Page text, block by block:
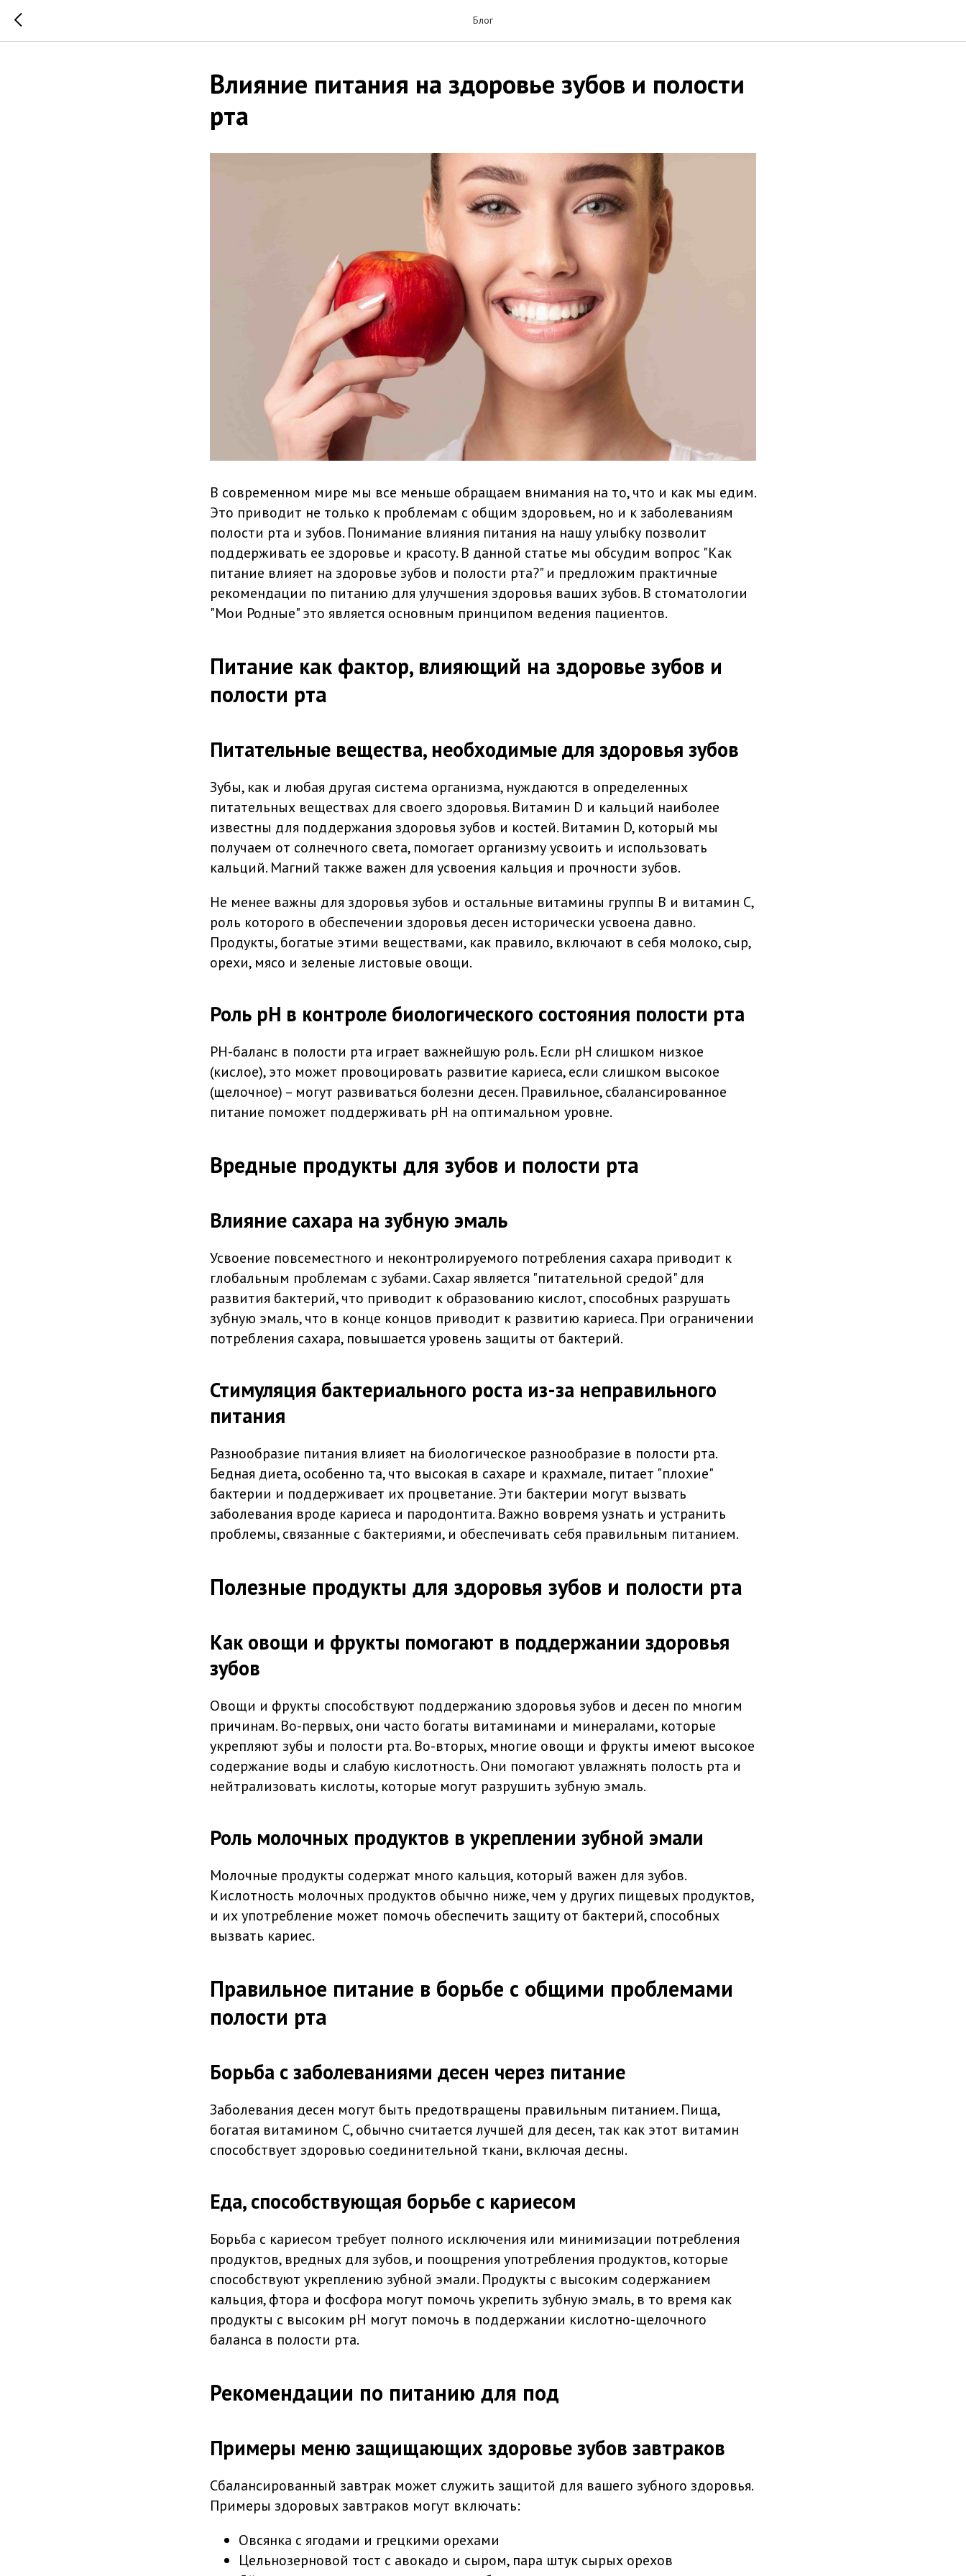
Блог
Влияние питания на здоровье зубов и полости
рта
В современном мире мы все меньше обращаем внимания на то, что и как мы едим.
Это приводит не только к проблемам с общим здоровьем, но и к заболеваниям
полости рта и зубов. Понимание влияния питания на нашу улыбку позволит
поддерживать ее здоровье и красоту. В данной статье мы обсудим вопрос "Как
питание влияет на здоровье зубов и полости рта?" и предложим практичные
рекомендации по питанию для улучшения здоровья ваших зубов. В стоматологии
"Мои Родные" это является основным принципом ведения пациентов.
Питание как фактор, влияющий на здоровье зубов и
полости рта
Питательные вещества, необходимые для здоровья зубов
Зубы, как и любая другая система организма, нуждаются в определенных
питательных веществах для своего здоровья. Витамин D и кальций наиболее
известны для поддержания здоровья зубов и костей. Витамин D, который мы
получаем от солнечного света, помогает организму усвоить и использовать
кальций. Магний также важен для усвоения кальция и прочности зубов.
Не менее важны для здоровья зубов и остальные витамины группы B и витамин C,
роль которого в обеспечении здоровья десен исторически усвоена давно.
Продукты, богатые этими веществами, как правило, включают в себя молоко, сыр,
орехи, мясо и зеленые листовые овощи.
Роль рН в контроле биологического состояния полости рта
РН-баланс в полости рта играет важнейшую роль. Если рН слишком низкое
(кислое), это может провоцировать развитие кариеса, если слишком высокое
(щелочное) – могут развиваться болезни десен. Правильное, сбалансированное
питание поможет поддерживать рН на оптимальном уровне.
Вредные продукты для зубов и полости рта
Влияние сахара на зубную эмаль
Усвоение повсеместного и неконтролируемого потребления сахара приводит к
глобальным проблемам с зубами. Сахар является "питательной средой" для
развития бактерий, что приводит к образованию кислот, способных разрушать
зубную эмаль, что в конце концов приводит к развитию кариеса. При ограничении
потребления сахара, повышается уровень защиты от бактерий.
Стимуляция бактериального роста из-за неправильного
питания
Разнообразие питания влияет на биологическое разнообразие в полости рта.
Бедная диета, особенно та, что высокая в сахаре и крахмале, питает "плохие"
бактерии и поддерживает их процветание. Эти бактерии могут вызвать
заболевания вроде кариеса и пародонтита. Важно вовремя узнать и устранить
проблемы, связанные с бактериями, и обеспечивать себя правильным питанием.
Полезные продукты для здоровья зубов и полости рта
Как овощи и фрукты помогают в поддержании здоровья
зубов
Овощи и фрукты способствуют поддержанию здоровья зубов и десен по многим
причинам. Во-первых, они часто богаты витаминами и минералами, которые
укрепляют зубы и полости рта. Во-вторых, многие овощи и фрукты имеют высокое
содержание воды и слабую кислотность. Они помогают увлажнять полость рта и
нейтрализовать кислоты, которые могут разрушить зубную эмаль.
Роль молочных продуктов в укреплении зубной эмали
Молочные продукты содержат много кальция, который важен для зубов.
Кислотность молочных продуктов обычно ниже, чем у других пищевых продуктов,
и их употребление может помочь обеспечить защиту от бактерий, способных
вызвать кариес.
Правильное питание в борьбе с общими проблемами
полости рта
Борьба с заболеваниями десен через питание
Заболевания десен могут быть предотвращены правильным питанием. Пища,
богатая витамином C, обычно считается лучшей для десен, так как этот витамин
способствует здоровью соединительной ткани, включая десны.
Еда, способствующая борьбе с кариесом
Борьба с кариесом требует полного исключения или минимизации потребления
продуктов, вредных для зубов, и поощрения употребления продуктов, которые
способствуют укреплению зубной эмали. Продукты с высоким содержанием
кальция, фтора и фосфора могут помочь укрепить зубную эмаль, в то время как
продукты с высоким рН могут помочь в поддержании кислотно-щелочного
баланса в полости рта.
Рекомендации по питанию для под
Примеры меню защищающих здоровье зубов завтраков
Сбалансированный завтрак может служить защитой для вашего зубного здоровья.
Примеры здоровых завтраков могут включать:
Овсянка с ягодами и грецкими орехами
Цельнозерновой тост с авокадо и сыром, пара штук сырых орехов